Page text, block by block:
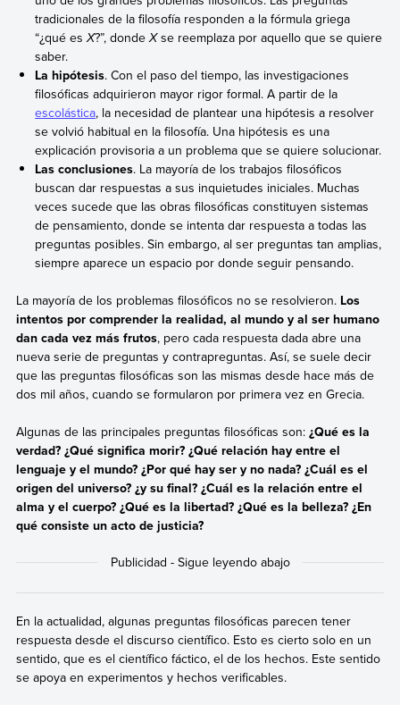
tradicionales de la filosofía responden a la fórmula griega
“¿qué esX?”, dondeXse reemplaza por aquello que se quiere
saber.
La hipótesis. Con el paso del tiempo, las investigaciones
filosóficas adquirieron mayor rigor formal. A partir de la
escolástica, la necesidad de plantear una hipótesis a resolver
se volvió habitual en la filosofía. Una hipótesis es una
explicación provisoria a un problema que se quiere solucionar.
Las conclusiones. La mayoría de los trabajos filosóficos
buscan dar respuestas a sus inquietudes iniciales. Muchas
veces sucede que las obras filosóficas constituyen sistemas
de pensamiento, donde se intenta dar respuesta a todas las
preguntas posibles. Sin embargo, al ser preguntas tan amplias,
siempre aparece un espacio por donde seguir pensando.
La mayoría de los problemas filosóficos no se resolvieron.Los
intentos por comprender la realidad, al mundo y al ser humano
dan cada vez más frutos, pero cada respuesta dada abre una
nueva serie de preguntas y contrapreguntas. Así, se suele decir
que las preguntas filosóficas son las mismas desde hace más de
dos mil años, cuando se formularon por primera vez en Grecia.
Algunas de las principales preguntas filosóficas son: ¿Qué es la
verdad? ¿Qué significa morir? ¿Qué relación hay entre el
lenguaje y el mundo? ¿Por qué hay ser y no nada? ¿Cuál es el
origen del universo? ¿y su final? ¿Cuál es la relación entre el
alma y el cuerpo? ¿Qué es la libertad? ¿Qué es la belleza? ¿En
qué consiste un acto de justicia?
En la actualidad, algunas preguntas filosóficas parecen tener
respuesta desde el discurso científico. Esto es cierto solo en un
sentido, que es el científico fáctico, el de los hechos. Este sentido
se apoya en experimentos y hechos verificables.